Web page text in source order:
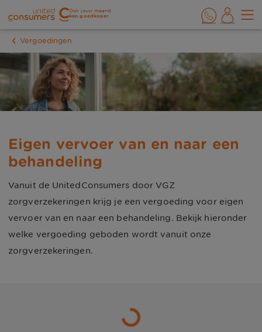
Ook jouw maand
kan goedkoper
Vergoedingen
Eigen vervoer van en naar een
behandeling
Vanuit de UnitedConsumers door VGZ
zorgverzekeringen krijg je een vergoeding voor eigen
vervoer van en naar een behandeling. Bekijk hieronder
welke vergoeding geboden wordt vanuit onze
zorgverzekeringen.